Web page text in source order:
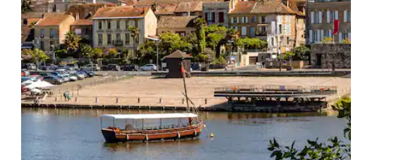
za pomocą klawiszy strzałek w górę i w dół lub przeglądać je za pomocą gestów